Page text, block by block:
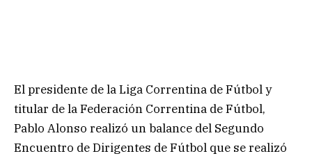
El presidente de la Liga Correntina de Fútbol y
titular de la Federación Correntina de Fútbol,
Pablo Alonso realizó un balance del Segundo
Encuentro de Dirigentes de Fútbol que se realizó